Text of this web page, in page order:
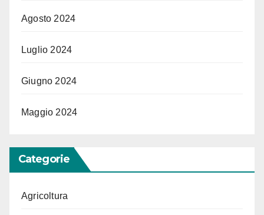
Agosto 2024
Luglio 2024
Giugno 2024
Maggio 2024
Categorie
Agricoltura